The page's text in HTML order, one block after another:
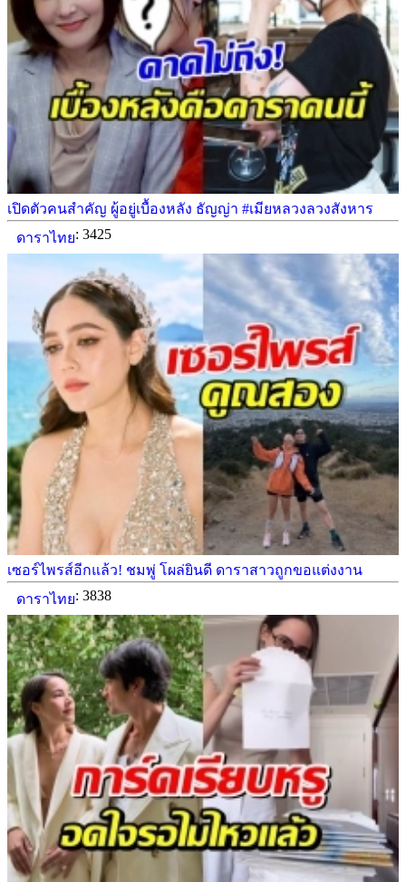
เปิดตัวคนสำคัญ ผู้อยู่เบื้องหลัง ธัญญ่า #เมียหลวงลวงสังหาร
ดาราไทย: 3425
เซอร์ไพรส์อีกแล้ว! ชมพู่ โผล่ยินดี ดาราสาวถูกขอแต่งงาน
ดาราไทย: 3838